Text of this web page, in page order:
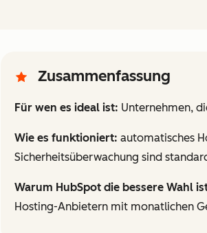
Zusammenfassung
Für wen es ideal ist: Unternehmen,
Wie es funktioniert: automatisches
Sicherheitsüberwachung sind
Warum HubSpot die bessere Wahl
Hosting-Anbietern mit monatlichen